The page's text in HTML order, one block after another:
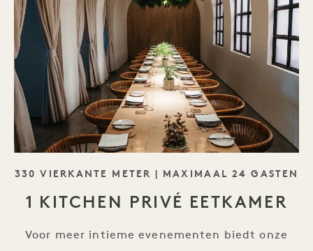
SLOGAN
330 VIERKANTE METER | MAXIMAAL 24 GASTEN
1 KITCHEN PRIVÉ EETKAMER
Voor meer intieme evenementen biedt onze